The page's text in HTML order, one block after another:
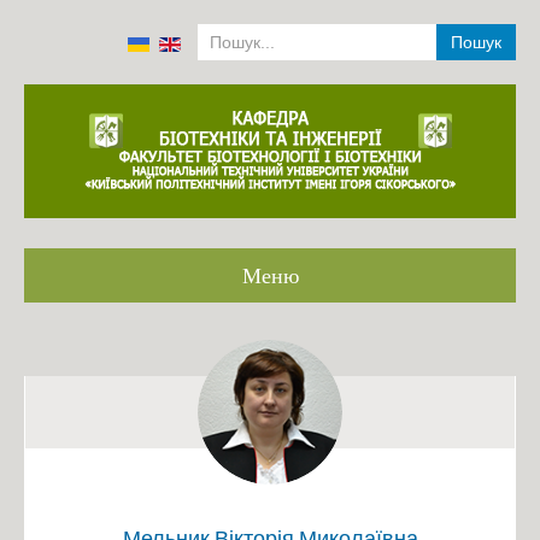
Пошук
Меню
Громадське обговорення ОП
Співробітники кафедри 2001-2022
Аналіз роботи кафедри 2014-2019